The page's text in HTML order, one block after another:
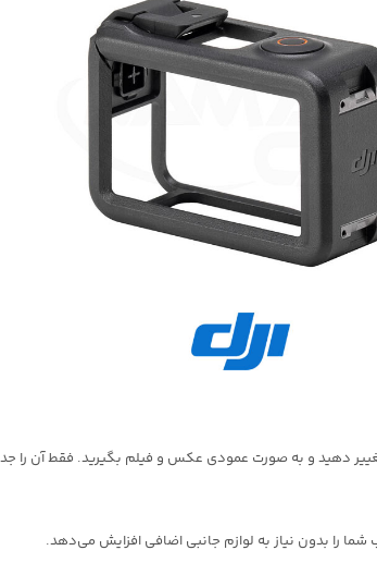
دهید و به صورت عمودی عکس و فیلم بگیرید. فقط آن را جدا